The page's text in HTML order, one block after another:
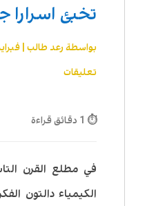
تخبئ اسرارا
بواسطة رعد طالب| فبراير 18,
تعليقات
⏱ 1 دقائق قراءة
في مطلع القرن
الكيمياء دالتون